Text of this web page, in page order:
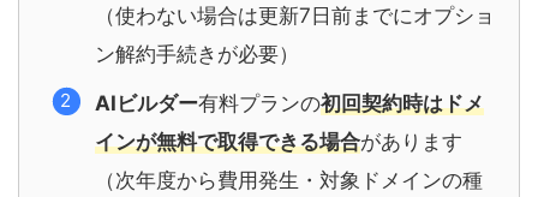
（使わない場合は更新7日前までにオプショ
ン解約手続きが必要）
AIビルダー有料プランの初回契約時はドメ
インが無料で取得できる場合があります
（次年度から費用発生・対象ドメインの種